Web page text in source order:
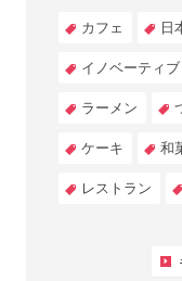
カフェ 日
イノベーティブ
ラーメン
ケーキ 和
レストラン